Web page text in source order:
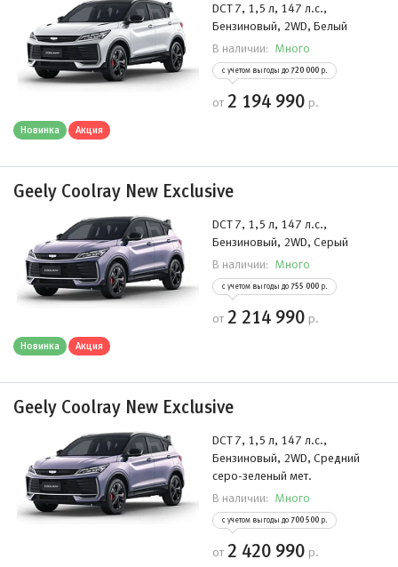
DCT 7, 1,5 л, 147 л.с.,
Бензиновый, 2WD, Белый
В наличии: Много
с учетом выгоды до 720 000 р.
от 2 194 990 р.
Новинка Акция
Geely Coolray New Exclusive
DCT 7, 1,5 л, 147 л.с.,
Бензиновый, 2WD, Серый
В наличии: Много
с учетом выгоды до 755 000 р.
от 2 214 990 р.
Новинка Акция
Geely Coolray New Exclusive
DCT 7, 1,5 л, 147 л.с.,
Бензиновый, 2WD, Средний
серо-зеленый мет.
В наличии: Много
с учетом выгоды до 700 500 р.
от 2 420 990 р.